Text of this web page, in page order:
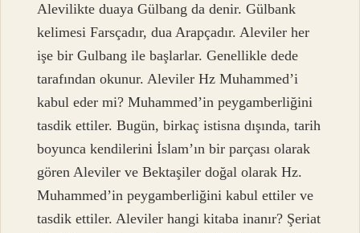
Alevilikte duaya Gülbang da denir. Gülbank
kelimesi Farsçadır, dua Arapçadır. Aleviler her
işe bir Gulbang ile başlarlar. Genellikle dede
tarafından okunur. Aleviler Hz Muhammed’i
kabul eder mi? Muhammed’in peygamberliğini
tasdik ettiler. Bugün, birkaç istisna dışında, tarih
boyunca kendilerini İslam’ın bir parçası olarak
gören Aleviler ve Bektaşiler doğal olarak Hz.
Muhammed’in peygamberliğini kabul ettiler ve
tasdik ettiler. Aleviler hangi kitaba inanır? Şeriat